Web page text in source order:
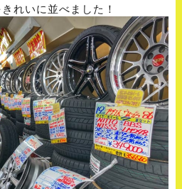
れいに並べました！